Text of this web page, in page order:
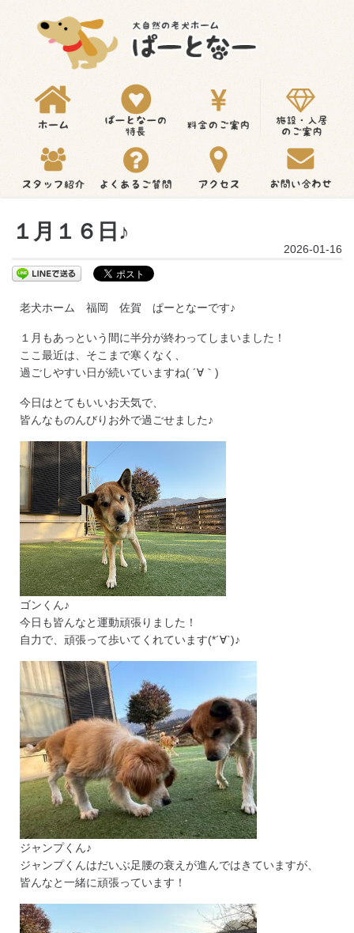
１月１６日♪
2026-01-16
老犬ホーム 福岡 佐賀 ぱーとなーです♪
１月もあっという間に半分が終わってしまいました！
ここ最近は、そこまで寒くなく、
過ごしやすい日が続いていますね( ´∀｀)
今日はとてもいいお天気で、
皆んなものんびりお外で過ごせました♪
ゴンくん♪
今日も皆んなと運動頑張りました！
自力で、頑張って歩いてくれています(*´∀`)♪
ジャンプくん♪
ジャンプくんはだいぶ足腰の衰えが進んではきていますが、
皆んなと一緒に頑張っています！